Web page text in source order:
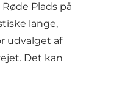
Plads på
lange,
udvalget af
Det kan